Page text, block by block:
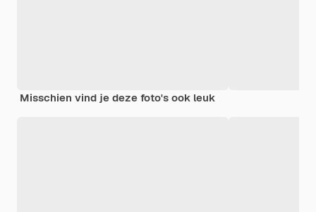
Misschien vind je deze foto's ook leuk